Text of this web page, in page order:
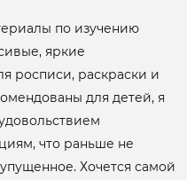
по изучению
яркие
росписи, раскраски и
для детей, я
что раньше не
Хочется самой